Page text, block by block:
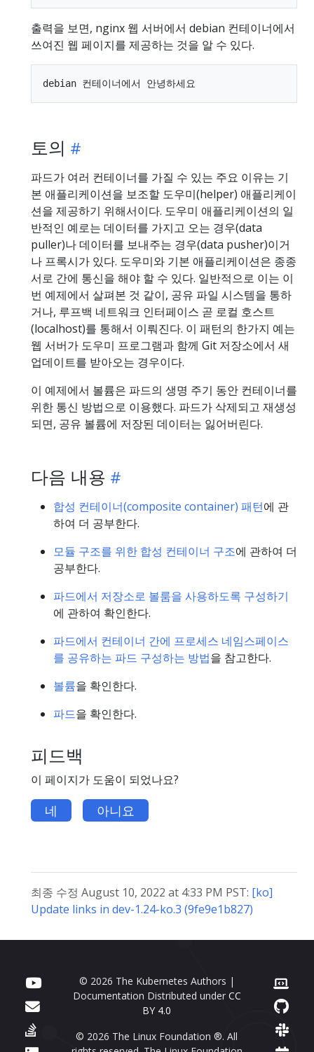
출력을 보면, nginx 웹 서버에서 debian 컨테이너에서
쓰여진 웹 페이지를 제공하는 것을 알 수 있다.
토의
파드가 여러 컨테이너를 가질 수 있는 주요 이유는 기
본 애플리케이션을 보조할 도우미(helper) 애플리케이
션을 제공하기 위해서이다. 도우미 애플리케이션의 일
반적인 예로는 데이터를 가지고 오는 경우(data
puller)나 데이터를 보내주는 경우(data pusher)이거
나 프록시가 있다. 도우미와 기본 애플리케이션은 종종
서로 간에 통신을 해야 할 수 있다. 일반적으로 이는 이
번 예제에서 살펴본 것 같이, 공유 파일 시스템을 통하
거나, 루프백 네트워크 인터페이스 곧 로컬 호스트
(localhost)를 통해서 이뤄진다. 이 패턴의 한가지 예는
웹 서버가 도우미 프로그램과 함께 Git 저장소에서 새
업데이트를 받아오는 경우이다.
이 예제에서 볼륨은 파드의 생명 주기 동안 컨테이너를
위한 통신 방법으로 이용했다. 파드가 삭제되고 재생성
되면, 공유 볼륨에 저장된 데이터는 잃어버린다.
다음 내용
합성 컨테이너(composite container) 패턴에 관
하여 더 공부한다.
모듈 구조를 위한 합성 컨테이너 구조에 관하여 더
공부한다.
파드에서 저장소로 볼룸을 사용하도록 구성하기
에 관하여 확인한다.
파드에서 컨테이너 간에 프로세스 네임스페이스
를 공유하는 파드 구성하는 방법을 참고한다.
볼륨을 확인한다.
파드을 확인한다.
피드백
이 페이지가 도움이 되었나요?
네 아니요
최종 수정 August 10, 2022 at 4:33 PM PST: [ko]
Update links in dev-1.24-ko.3 (9fe9e1b827)
© 2026 The Kubernetes Authors |
Documentation Distributed under CC
BY 4.0
© 2026 The Linux Foundation ®. All